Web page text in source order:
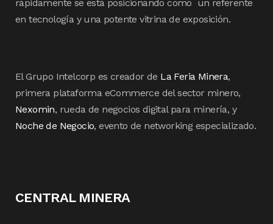
rápidamente se está posicionando como un referente
en tecnología y una potente vitrina de exposición.
El Grupo Intelcorp es creador de La Feria Minera,
primera plataforma eCommerce del sector minero,
Nexomin, rueda de negocios digital para minería, y
Noche de Negocio, evento de networking especializado.
CENTRAL MINERA